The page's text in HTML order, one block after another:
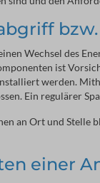
Wechsel des
ist
werden.
Ein regulärer
an Ort und Stelle
einer